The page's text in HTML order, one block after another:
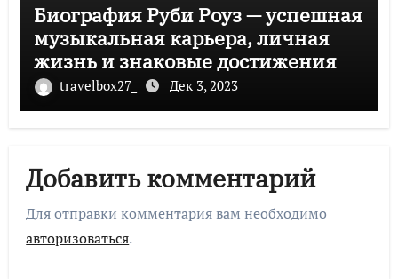
Биография Руби Роуз — успешная
музыкальная карьера, личная
жизнь и знаковые достижения
travelbox27_ Дек 3, 2023
Добавить комментарий
Для отправки комментария вам необходимо
авторизоваться.